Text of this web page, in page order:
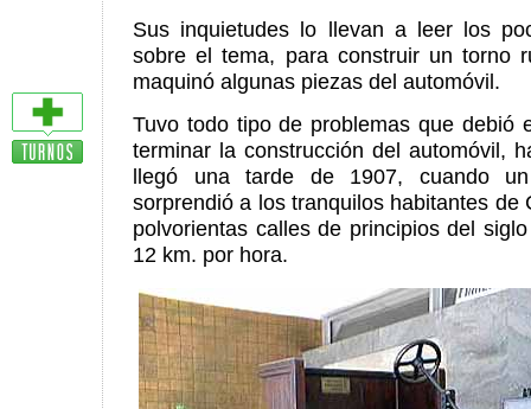
Sus inquietudes lo llevan a leer los
sobre el tema, para construir un torno
maquinó algunas piezas del automóvil.
Tuvo todo tipo de problemas que debió
terminar la construcción del automóvil,
llegó una tarde de 1907, cuando un
sorprendió a los tranquilos habitantes de
polvorientas calles de principios del
12 km. por hora.